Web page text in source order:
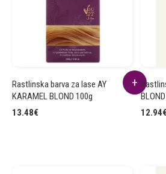
Rastlinska barva za lase AY
KARAMEL BLOND 100g
13.48€
12.94€